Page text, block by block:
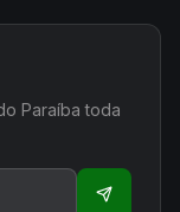
Paraíba toda